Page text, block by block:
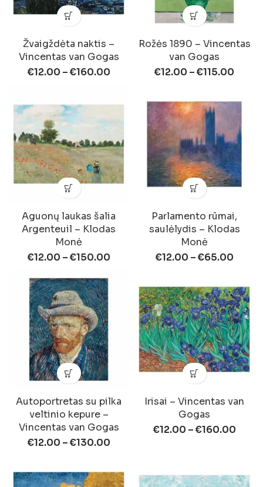
Žvaigždėta naktis –
Vincentas van Gogas
€12.00 –€160.00
Rožės 1890 – Vincentas
van Gogas
€12.00 –€115.00
Aguonų laukas šalia
Argenteuil – Klodas
Monė
€12.00 –€150.00
Parlamento rūmai,
saulėlydis – Klodas
Monė
€12.00 –€65.00
Autoportretas su pilka
veltinio kepure –
Vincentas van Gogas
€12.00 –€130.00
Irisai – Vincentas van
Gogas
€12.00 –€160.00